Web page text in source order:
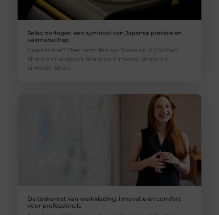
Seiko horloges: een symbool van Japanse precisie en
vakmanschap
Goed artikel? Deel hem dan op: Share on X (Twitter)
Share on Facebook Share on Pinterest Share on
LinkedIn Share
De toekomst van werkkleding: innovatie en comfort
voor professionals